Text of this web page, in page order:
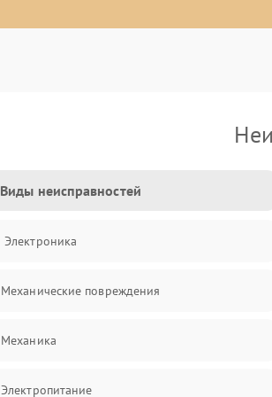
Виды неисправностей
Электроника
Механические повреждения
Механика
Электропитание